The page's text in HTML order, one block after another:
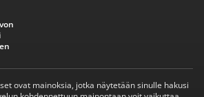
ovat mainoksia, jotka näytetään sinulle hakusi